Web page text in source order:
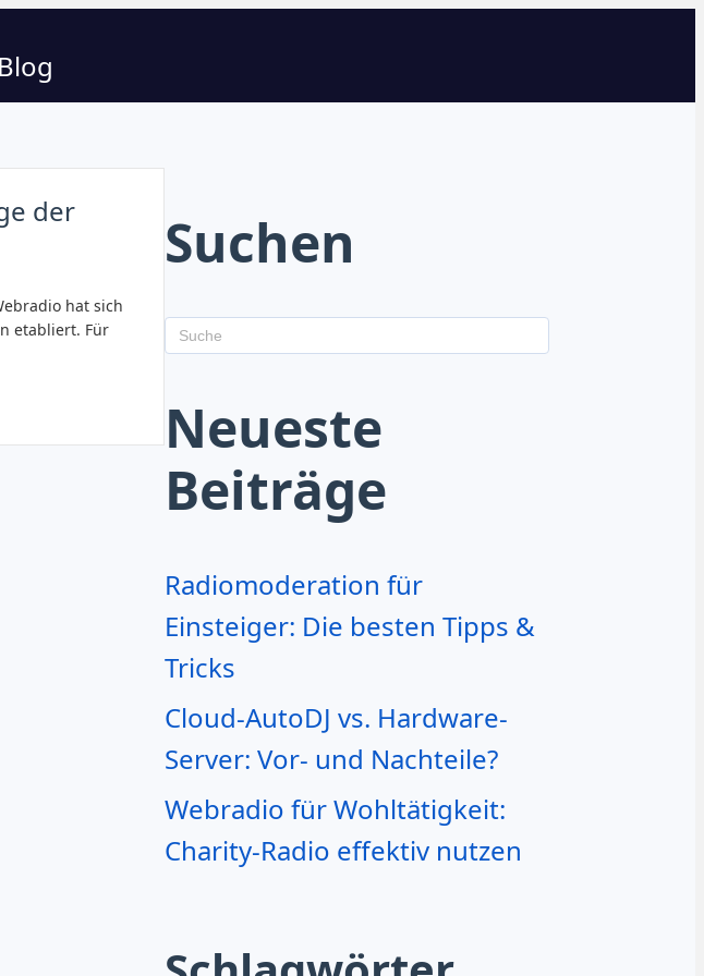
Blog
der
hat sich
etabliert. Für
Suchen
Neueste
Beiträge
Radiomoderation für
Einsteiger: Die besten Tipps &
Tricks
Cloud-AutoDJ vs. Hardware-
Server: Vor- und Nachteile?
Webradio für Wohltätigkeit:
Charity-Radio effektiv nutzen